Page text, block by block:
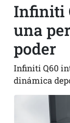
Infiniti
una
poder
Infiniti Q60
dinámica